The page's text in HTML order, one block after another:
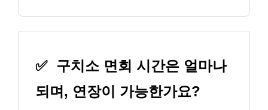
✅
구치소 면회 시간은 얼마나
되며, 연장이 가능한가요?